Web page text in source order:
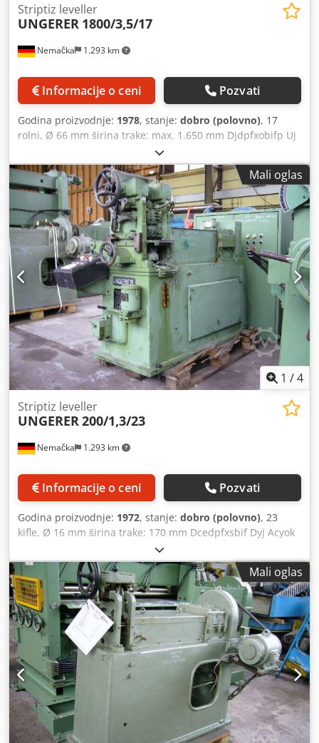
Nemačka 1.293 km
Striptiz leveller
UNGERER 1800/3,5/17
Informacije o ceni Pozvati
Godina proizvodnje: 1978, stanje: dobro (polovno), 17
rolni, Ø 66 mm širina trake: max. 1.650 mm Djdpfxobifp Uj
Acyeck debljina trake: max. 3,5 mm
Mali oglas
1 /4
Nemačka 1.293 km
Striptiz leveller
UNGERER200/1,3/23
Informacije o ceni Pozvati
Godina proizvodnje: 1972, stanje: dobro (polovno), 23
kifle, Ø 16 mm širina trake: 170 mm Dcedpfxsbif Dyj Acyok
Mali oglas